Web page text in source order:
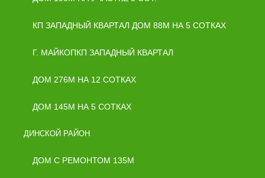
КП ЗАПАДНЫЙ КВАРТАЛ ДОМ 88М НА 5 СОТКАХ
Г. МАЙКОПКП ЗАПАДНЫЙ КВАРТАЛ
ДОМ 276М НА 12 СОТКАХ
ДОМ 145М НА 5 СОТКАХ
ДИНСКОЙ РАЙОН
ДОМ С РЕМОНТОМ 135М